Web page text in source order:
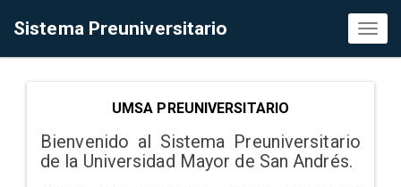
Sistema Preuniversitario
UMSA PREUNIVERSITARIO
Bienvenido al Sistema Preuniversitario
de la Universidad Mayor de San Andrés.